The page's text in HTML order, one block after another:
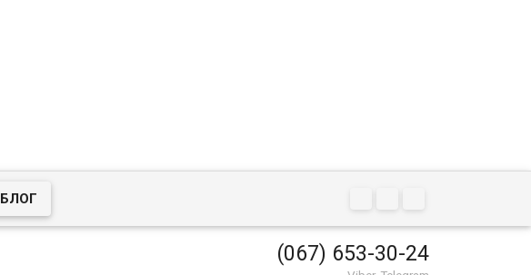
БЛОГ
(067) 653-30-24